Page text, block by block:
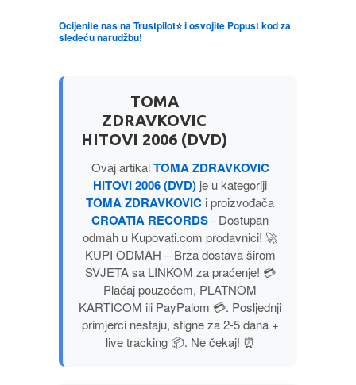
MUZIKA
NAUKA
POPULARNA PSIHOLOGIJA
PRIČE
PUBLICISTIKA
PUTOPISI
Ocijenite nas na Trustpilot⭐ i osvojite Popust kod za
sledeću narudžbu!
TOMA
ZDRAVKOVIC
HITOVI 2006 (DVD)
Ovaj artikalTOMA ZDRAVKOVIC
HITOVI 2006 (DVD) je u kategoriji
TOMA ZDRAVKOVIC i proizvođača
CROATIA RECORDS- Dostupan
odmah u Kupovati.com prodavnici! 🚀
KUPI ODMAH – Brza dostava širom
SVJETA sa LINKOM za praćenje! 💳
Plaćaj pouzećem, PLATNOM
KARTICOM ili PayPalom 💳. Posljednji
primjerci nestaju, stigne za 2-5 dana +
live tracking 📦. Ne čekaj! ⏰